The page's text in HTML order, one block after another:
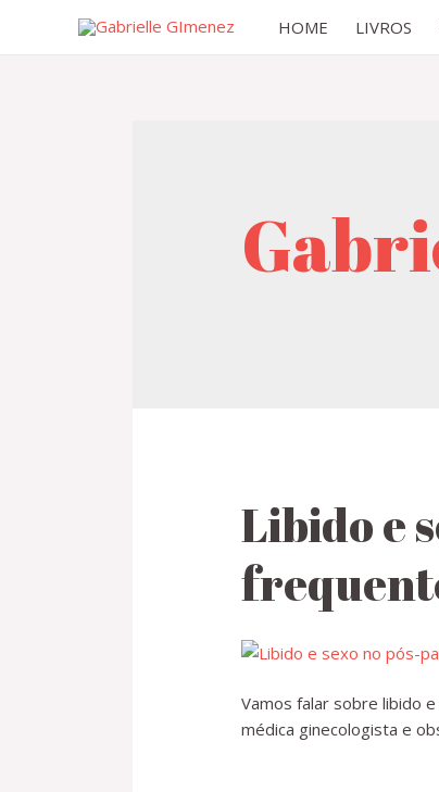
HOME LIVROS
Libido e
Vamos falar sobre libido
médica ginecologista e